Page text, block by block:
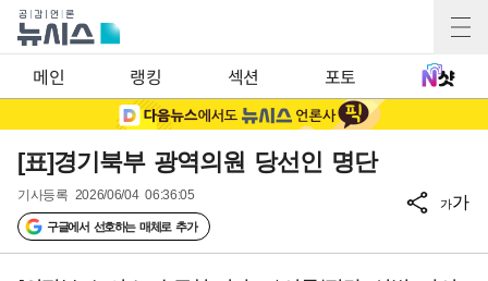
메인 랭킹 섹션 포토
[표]경기북부 광역의원 당선인 명단
기사등록 2026/06/04 06:36:05
구글에서 선호하는 매체로 추가
가가